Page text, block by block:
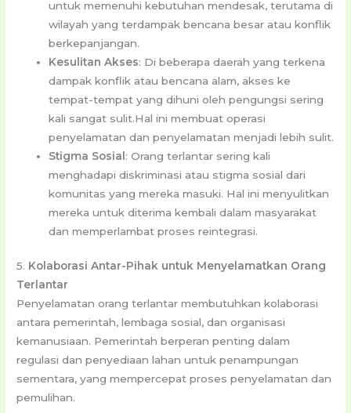
untuk memenuhi kebutuhan mendesak, terutama di
wilayah yang terdampak bencana besar atau konflik
berkepanjangan.
Kesulitan Akses: Di beberapa daerah yang terkena
dampak konflik atau bencana alam, akses ke
tempat-tempat yang dihuni oleh pengungsi sering
kali sangat sulit.Hal ini membuat operasi
penyelamatan dan penyelamatan menjadi lebih sulit.
Stigma Sosial: Orang terlantar sering kali
menghadapi diskriminasi atau stigma sosial dari
komunitas yang mereka masuki. Hal ini menyulitkan
mereka untuk diterima kembali dalam masyarakat
dan memperlambat proses reintegrasi.
5. Kolaborasi Antar-Pihak untuk Menyelamatkan Orang
Terlantar
Penyelamatan orang terlantar membutuhkan kolaborasi
antara pemerintah, lembaga sosial, dan organisasi
kemanusiaan. Pemerintah berperan penting dalam
regulasi dan penyediaan lahan untuk penampungan
sementara, yang mempercepat proses penyelamatan dan
pemulihan.